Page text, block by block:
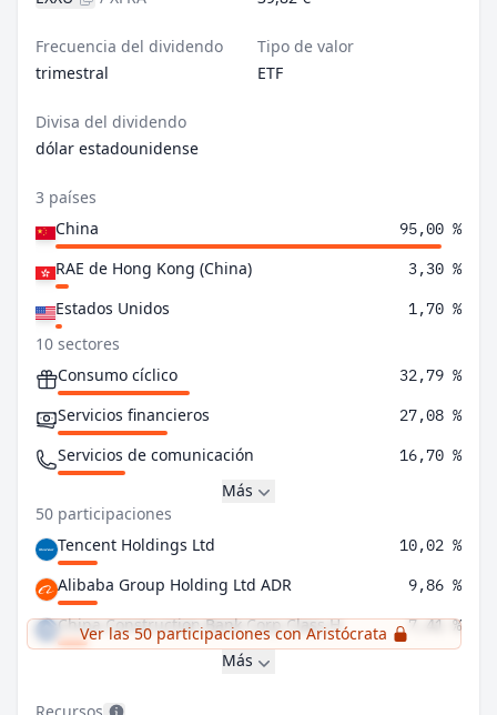
Frecuencia del dividendo
trimestral
Tipo de valor
ETF
Divisa del dividendo
dólar estadounidense
3 países
China
95,00 %
RAE de Hong Kong (China) 3,30 %
Estados Unidos 1,70 %
10 sectores
Consumo cíclico
32,79 %
Servicios financieros 27,08 %
Servicios de comunicación 16,70 %
Más
50 participaciones
Tencent Holdings Ltd
10,02 %
Alibaba Group Holding Ltd ADR 9,86 %
China Construction Bank Corp Class H 7,41 %
Ver las 50 participaciones con Aristócrata
Más
Recursos